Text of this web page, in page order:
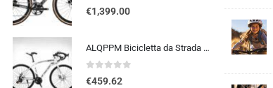
0out of 5
€1,399.00
ALQPPM Bicicletta da Strada da 26 Pollici, Bici da 24 Velocità, Freno a Doppio Disco, Telaio in Acciaio ad Alto Tenore Di …
0out of 5
€459.62